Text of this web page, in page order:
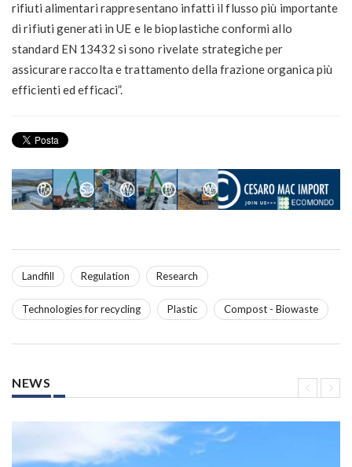
rifiuti alimentari rappresentano infatti il flusso più importante
di rifiuti generati in UE e le bioplastiche conformi allo
standard EN 13432 si sono rivelate strategiche per
assicurare raccolta e trattamento della frazione organica più
efficienti ed efficaci”.
Landfill Regulation Research
Technologies for recycling Plastic Compost - Biowaste
NEWS